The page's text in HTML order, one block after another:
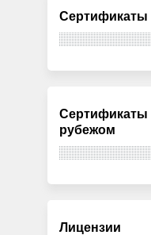
Сертификаты
Сертификаты
рубежом
Лицензии